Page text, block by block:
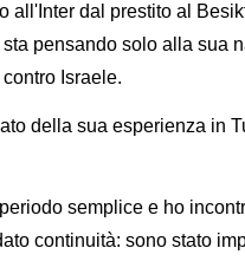
all'Inter dal prestito al
sta pensando solo alla sua
Israele.
della sua esperienza in
semplice e ho
continuità: sono stato